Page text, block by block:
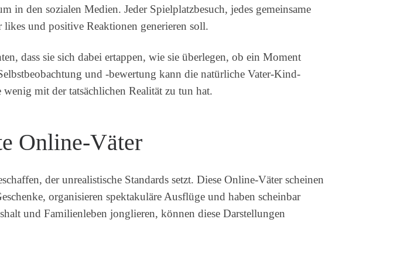
den sozialen Medien. Jeder Spielplatzbesuch, jedes gemeinsame
und positive Reaktionen generieren soll.
dass sie sich dabei ertappen, wie sie überlegen, ob ein Moment
und -bewertung kann die natürliche Vater-Kind-
mit der tatsächlichen Realität zu tun hat.
Online-Väter
der unrealistische Standards setzt. Diese Online-Väter scheinen
organisieren spektakuläre Ausflüge und haben scheinbar
und Familienleben jonglieren, können diese Darstellungen